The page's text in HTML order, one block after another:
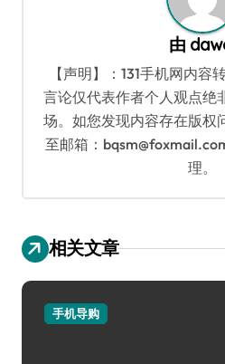
由
【声明】：131手机网内容
言论仅代表作者个人观点绝
场。如您发现内容存在版权
至邮箱：
理。
相关文章
手机导购